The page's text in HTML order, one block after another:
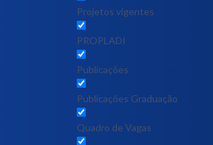
Projetos vigentes
PROPLADI
Publicações
Publicações Graduação
Quadro de Vagas